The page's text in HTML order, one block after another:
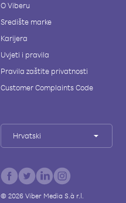
O Viberu
Središte marke
Karijera
Uvjeti i pravila
Pravila zaštite privatnosti
Customer Complaints Code
Hrvatski
© 2026Viber Media S.à r.l.